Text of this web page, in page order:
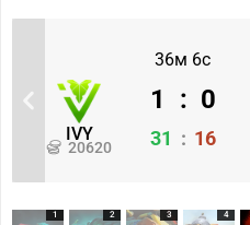
36м 6с
IVY
20620
1 : 0
31 : 16
1 2 3 4